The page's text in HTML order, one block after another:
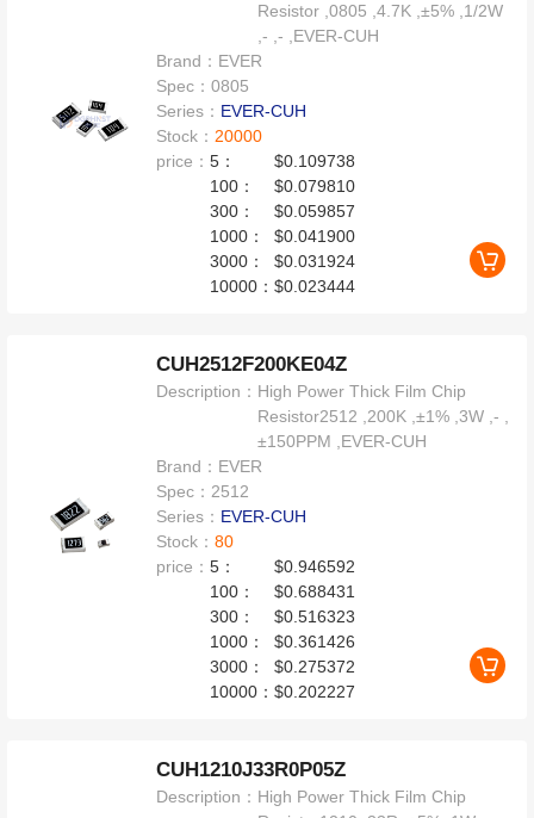
Resistor ,0805 ,4.7K ,±5% ,1/2W
,- ,- ,EVER-CUH
Brand： EVER
Spec：0805
Series： EVER-CUH
Stock： 20000
price：5：
$0.109738
100：
$0.079810
300：
$0.059857
1000：
$0.041900
3000：
$0.031924
10000：$0.023444
CUH2512F200KE04Z
Description： High Power Thick Film Chip
Resistor2512 ,200K ,±1% ,3W ,- ,
±150PPM ,EVER-CUH
Brand： EVER
Spec： 2512
Series： EVER-CUH
Stock：80
price：5：
$0.946592
100：
$0.688431
300：
$0.516323
1000：
$0.361426
3000：
$0.275372
10000：$0.202227
CUH1210J33R0P05Z
Description： High Power Thick Film Chip